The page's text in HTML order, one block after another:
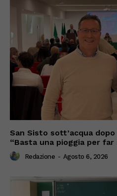
San Sisto sott’acqua
“Basta una pioggia per
Redazione - Agosto 6, 2026